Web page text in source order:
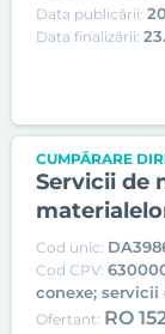
Data publicării:
Data finalizării:
CUMPĂRARE
Servicii de
Cod unic:
Cod CPV:
conexe;
Ofertant: RO